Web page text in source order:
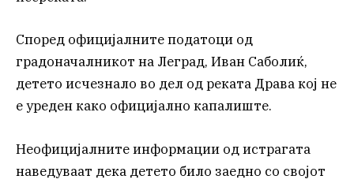
Според официјалните податоци од
градоначалникот на Леград, Иван Саболиќ,
детето исчезнало во дел од реката Драва кој не
е уреден како официјално капалиште.
Неофицијалните информации од истрагата
наведуваат дека детето било заедно со својот